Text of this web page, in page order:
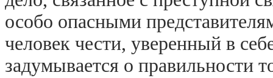
особо опасными
человек чести, уверенный в
задумывается о правильности